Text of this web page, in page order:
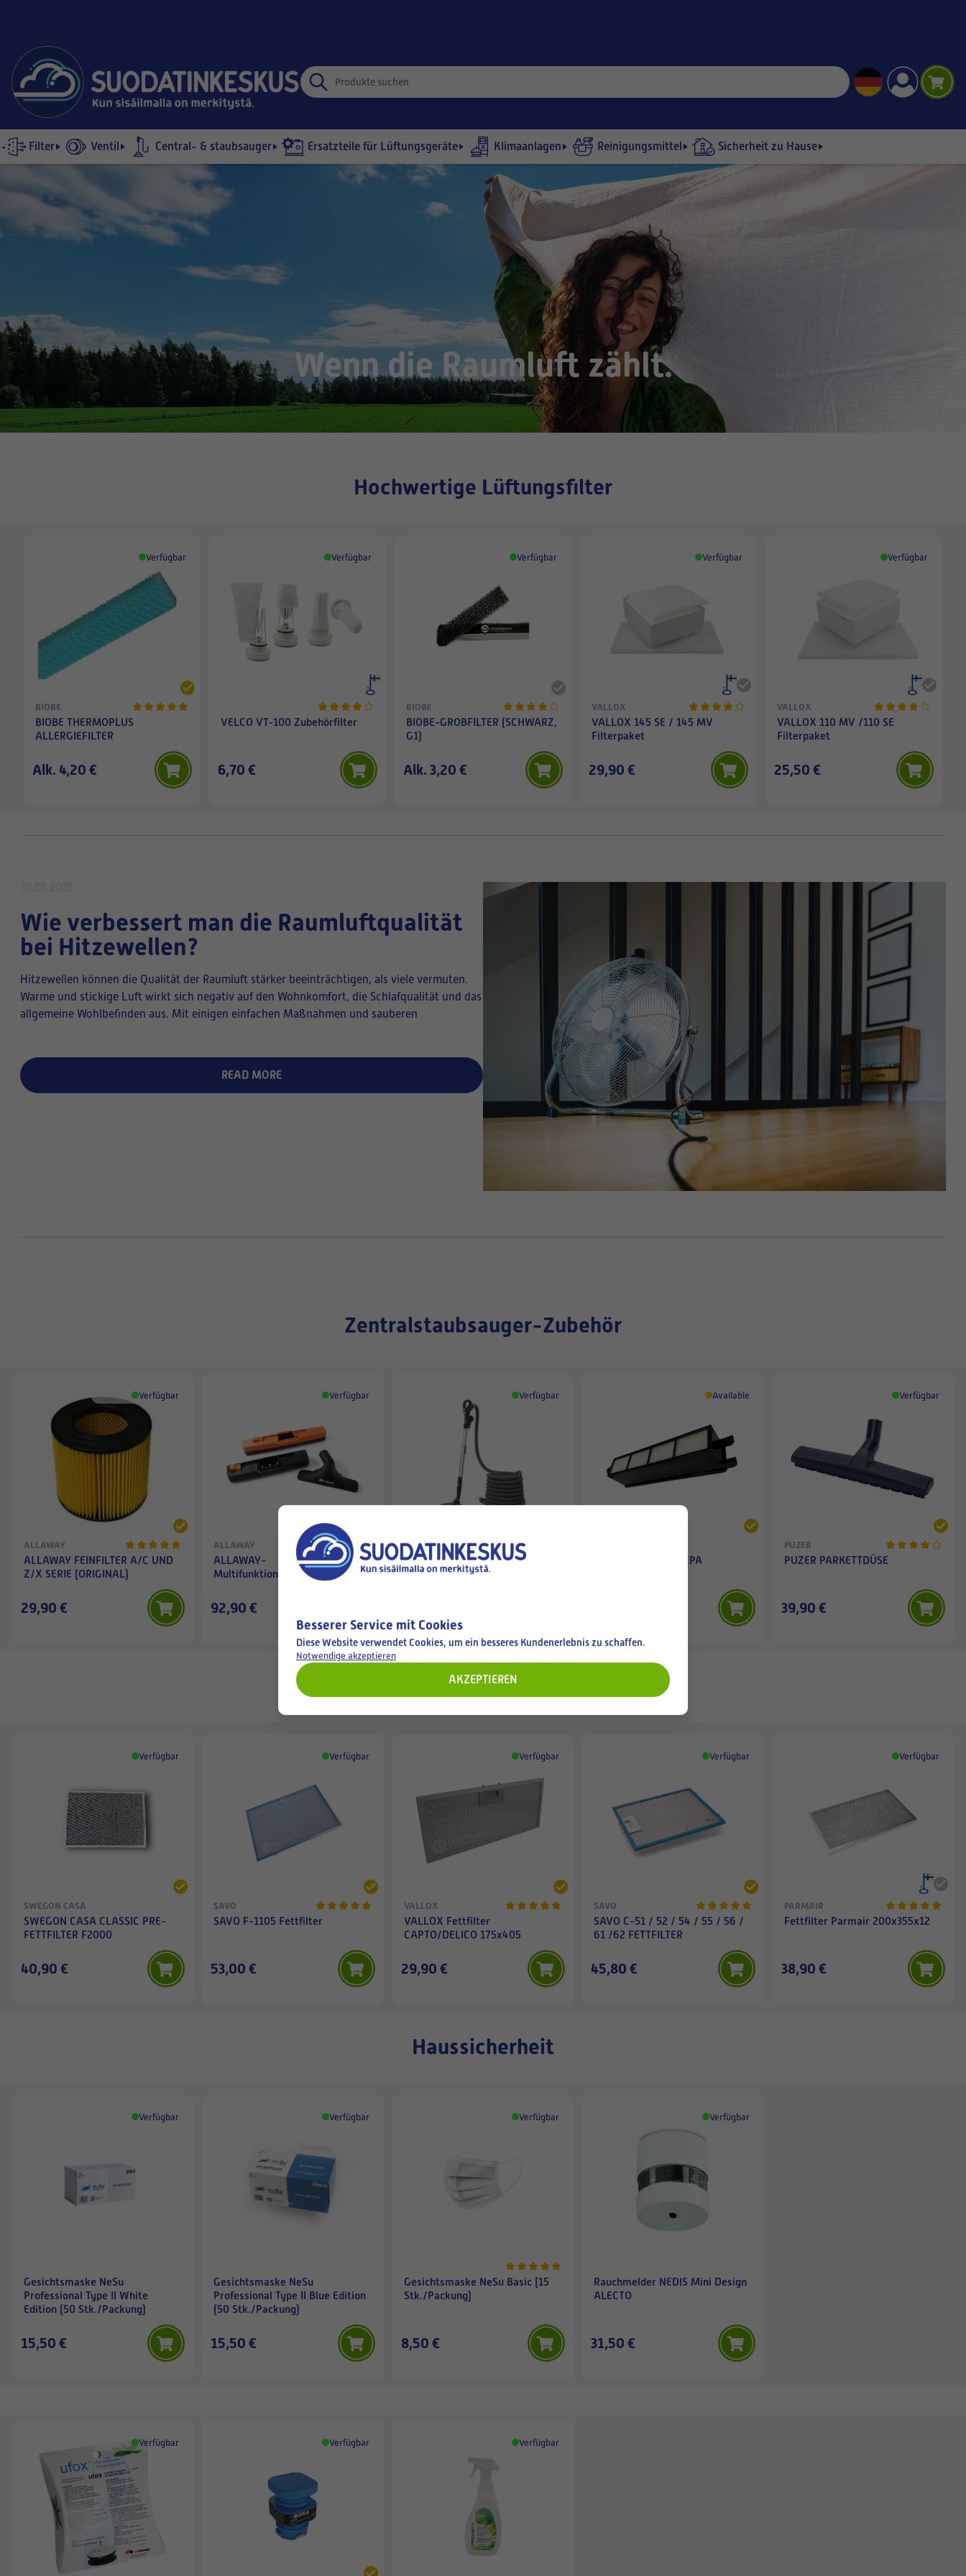
Filter Ventil Central- & staubsauger Ersatzteile für Lüftungsgeräte Klimaanlagen Reinigungsmittel Sicherheit zu Hause
Wenn die Raumluft zählt.
Hochwertige Lüftungsfilter
Verfügbar
BIOBE
BIOBE THERMOPLUS
ALLERGIEFILTER
Alk. 4,20 €
Verfügbar
VELCO VT-100 Zubehörfilter
6,70 €
Verfügbar
BIOBE
BIOBE-GROBFILTER (SCHWARZ,
G1)
Alk. 3,20 €
Verfügbar
VALLOX
VALLOX 145 SE / 145 MV
Filterpaket
29,90 €
Verfügbar
VALLOX
VALLOX 110 MV /110 SE
Filterpaket
25,50 €
Wie verbessert man die Raumluftqualität
bei Hitzewellen?
Hitzewellen können die Qualität der Raumluft stärker beeinträchtigen, als viele vermuten.
Warme und stickige Luft wirkt sich negativ auf den Wohnkomfort, die Schlafqualität und das
allgemeine Wohlbefinden aus. Mit einigen einfachen Maßnahmen und sauberen
READ MORE
Zentralstaubsauger-Zubehör
Verfügbar
ALLAWAY
ALLAWAY FEINFILTER A/C UND
Z/X SERIE (ORIGINAL)
29,90 €
Verfügbar
ALLAWAY
ALLAWAY-
Multifunktionsdüsenset (3 Stück)
92,90 €
Verfügbar
BEAM
BEAM-Reinigungsset 10,7 m
Alliance
Available
BEAM ALLIANCE HEPA
Verfügbar
PUZER
PUZER PARKETTDÜSE
39,90 €
Dunstabzugshaubenfilter
Verfügbar
SWEGON CASA
SWEGON CASA CLASSIC PRE-
FETTFILTER F2000
40,90 €
Verfügbar
SAVO
SAVO F-1105 Fettfilter
53,00 €
Verfügbar
VALLOX
VALLOX Fettfilter
CAPTO/DELICO 175x405
29,90 €
Verfügbar
SAVO
SAVO C-51 / 52 / 54 / 55 / 56 /
61 /62 FETTFILTER
45,80 €
Verfügbar
PARMAIR
Fettfilter Parmair 200x355x12
38,90 €
Haussicherheit
Verfügbar
Gesichtsmaske NeSu
Professional Type II White
Edition (50 Stk./Packung)
15,50 €
Verfügbar
Gesichtsmaske NeSu
Professional Type II Blue Edition
(50 Stk./Packung)
15,50 €
Verfügbar
Gesichtsmaske NeSu Basic (15
Stk./Packung)
8,50 €
Verfügbar
Rauchmelder NEDIS Mini Design
ALECTO
31,50 €
Verfügbar Verfügbar Verfügbar
Besserer Service mit Cookies
Diese Website verwendet Cookies, um ein besseres Kundenerlebnis zu schaffen.
Notwendige akzeptieren
AKZEPTIEREN